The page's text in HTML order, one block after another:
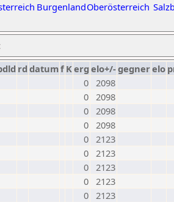
BurgenlandOberösterreich
rd datumf Kerg elo+/-gegnerelo
0 2098
0 2098
0 2098
0 2098
0 2123
0 2123
0 2123
0 2123
0 2123